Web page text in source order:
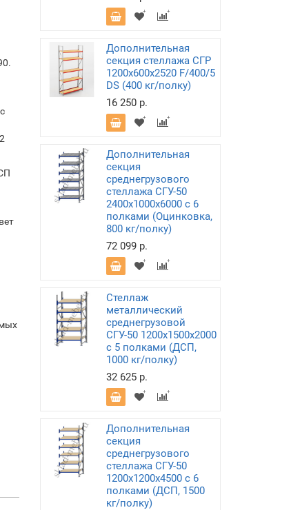
Дополнительная
секция стеллажа СГР
1200х600х2520 F/400/5
DS (400 кг/полку)
16 250 р.
Дополнительная
секция
среднегрузового
стеллажа СГУ-50
2400х1000х6000 с 6
полками (Оцинковка,
800 кг/полку)
72 099 р.
Стеллаж
металлический
среднегрузовой
СГУ-50 1200х1500х2000
с 5 полками (ДСП,
1000 кг/полку)
32 625 р.
Дополнительная
секция
среднегрузового
стеллажа СГУ-50
1200х1200х4500 с 6
полками (ДСП, 1500
кг/полку)